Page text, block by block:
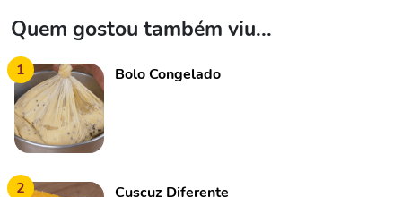
Quem gostou também viu...
1 Bolo Congelado
2 Cuscuz Diferente